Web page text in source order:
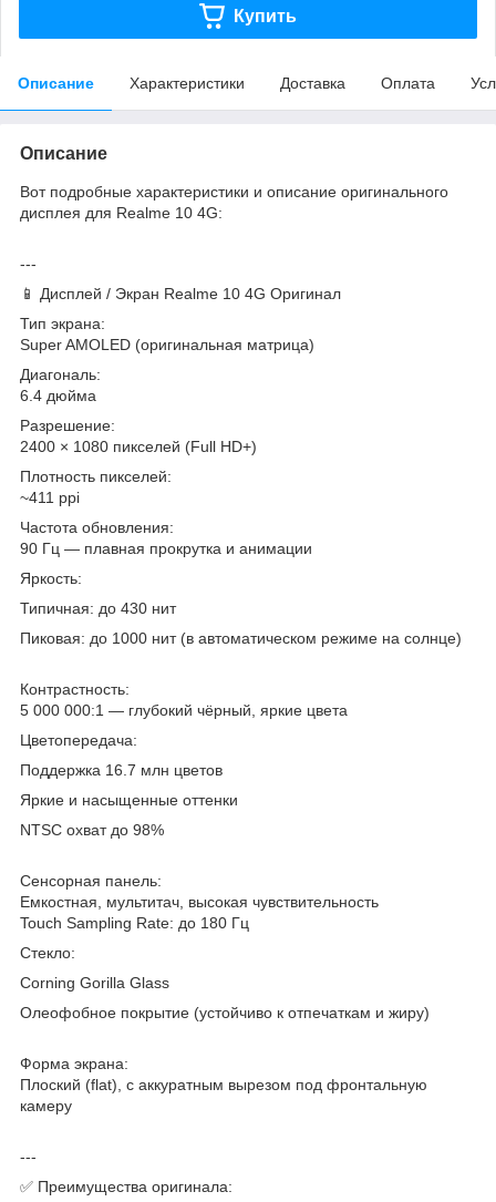
Купить
Описание Характеристики Доставка Оплата
Описание
Вот подробные характеристики и описание оригинального
дисплея для Realme 10 4G:
---
📱 Дисплей / Экран Realme 10 4G Оригинал
Тип экрана:
Super AMOLED (оригинальная матрица)
Диагональ:
6.4 дюйма
Разрешение:
2400 × 1080 пикселей (Full HD+)
Плотность пикселей:
~411 ppi
Частота обновления:
90 Гц — плавная прокрутка и анимации
Яркость:
Типичная: до 430 нит
Пиковая: до 1000 нит (в автоматическом режиме на солнце)
Контрастность:
5 000 000:1 — глубокий чёрный, яркие цвета
Цветопередача:
Поддержка 16.7 млн цветов
Яркие и насыщенные оттенки
NTSC охват до 98%
Сенсорная панель:
Емкостная, мультитач, высокая чувствительность
Touch Sampling Rate: до 180 Гц
Стекло:
Corning Gorilla Glass
Олеофобное покрытие (устойчиво к отпечаткам и жиру)
Форма экрана:
Плоский (flat), с аккуратным вырезом под фронтальную
камеру
---
✅ Преимущества оригинала: